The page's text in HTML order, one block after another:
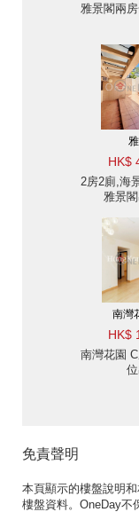
雅景閣兩
HK$
2房2廁,海
雅景
南灣
HK$
南灣花園
免責聲明
本頁顯示的樓盤說明
樓盤資料。OneDay不